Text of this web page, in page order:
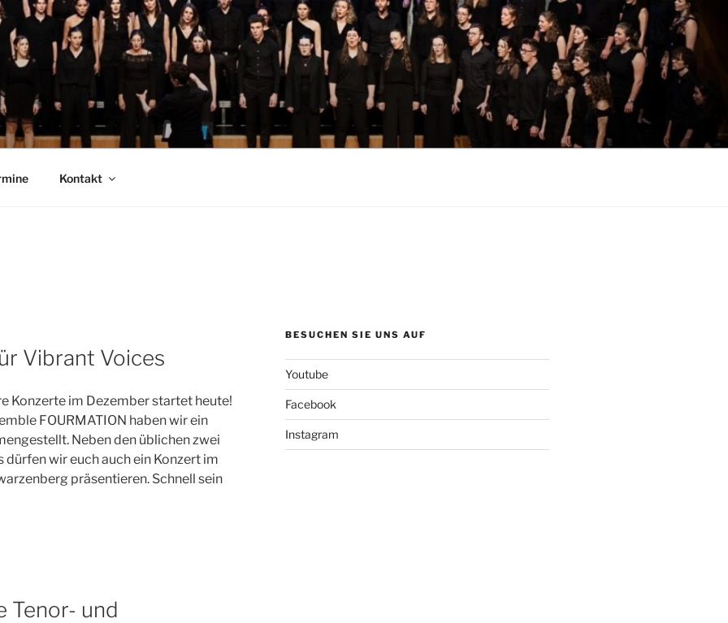
VORARLBERG
Kontakt
Vibrant Voices
Konzerte im Dezember startet heute!
FOURMATION haben wir ein
Neben den üblichen zwei
wir euch auch ein Konzert im
präsentieren. Schnell sein
Tenor- und
BESUCHEN SIE UNS AUF
Youtube
Facebook
Instagram